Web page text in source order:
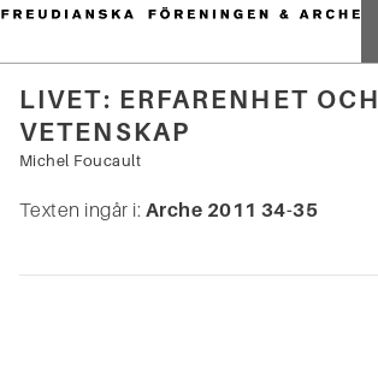
Hoppa
Sök
efter:
LIVET: ERFARENHET OCH
VETENSKAP
Michel Foucault
Texten ingår i: Arche 2011 34-35